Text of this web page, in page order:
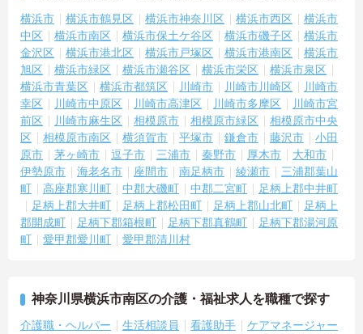
横浜市 横浜市鶴見区 横浜市神奈川区 横浜市西区
横浜市
中区
横浜市南区 横浜市保土ケ谷区 横浜市磯子区
横浜市
金沢区
横浜市港北区 横浜市戸塚区 横浜市港南区
横浜市
旭区
横浜市緑区 横浜市瀬谷区 横浜市栄区
横浜市泉区
横浜市青葉区
横浜市都筑区 川崎市 川崎市川崎区
川崎市
幸区
川崎市中原区 川崎市高津区 川崎市多摩区
川崎市宮
前区
川崎市麻生区 相模原市 相模原市緑区
相模原市中央
区
相模原市南区 横須賀市 平塚市 鎌倉市 藤沢市
小田
原市
茅ヶ崎市 逗子市 三浦市 秦野市 厚木市
大和市
伊勢原市
海老名市 座間市 南足柄市 綾瀬市
三浦郡葉山
町
高座郡寒川町 中郡大磯町 中郡二宮町
足柄上郡中井町
足柄上郡大井町
足柄上郡松田町 足柄上郡山北町
足柄上
郡開成町
足柄下郡箱根町 足柄下郡真鶴町
足柄下郡湯河原
町
愛甲郡愛川町 愛甲郡清川村
神奈川県横浜市南区の介護・福祉求人を職種で探す
介護職・ヘルパー 生活相談員 看護助手
ケアマネージャー